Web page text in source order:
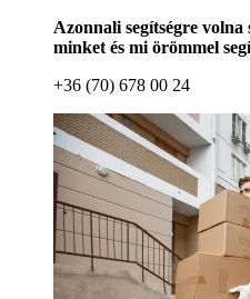
Azonnali segítségre volna
minket és mi örömmel
+36 (70) 678 00 24